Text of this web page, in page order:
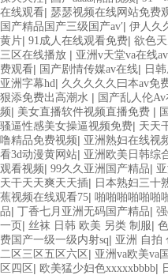
在线观看| 瑟瑟视频在线网站免费
国产精品国产三级国产av′| 伊人久
黄片| 91成人在线观看免费| 欲色
三区在线播放 | 亚洲v天堂va在线av
费观看| 国产剧情传媒av在线| 日
亚洲字幕hd| 久久久久久曰本av免
狠添免费出高潮水 | 国产乱人伦
频| 美女直播软件视频直播免费 |
骚逼性感美女操逼视频免费| 天天
噜精品免费视频| 亚洲熟妇在线视
看3d动漫黄网站| 亚洲欧美日韩综
观看视频| 99久久亚洲国产精品|
天干天天爽天天插| 日本熟妇三十
蕉视频在线观看75| 啪啪啪啪啪啪
品| 丁香七月亚洲无码国产精品|
一页 | 丝袜 日韩 欧美 另类 制服|
费国产一级一级内射sq| 亚洲 自拍
二区三区五区六区 | 亚洲va欧美va
区四区 | 欧美猛少妇色xxxxxbbbb|